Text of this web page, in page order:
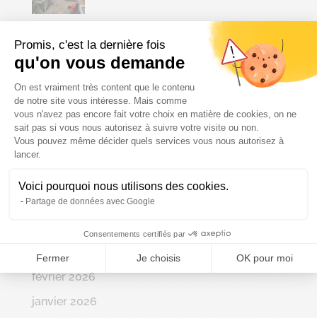
Promis, c'est la dernière fois
qu'on vous demande
Plateforme de Gestion du
On est vraiment très content que le contenu
de notre site vous intéresse. Mais comme
vous n'avez pas encore fait votre choix en matière de cookies, on ne
sait pas si vous nous autorisez à suivre votre visite ou non.
Vous pouvez même décider quels services vous nous autorisez à
lancer.
Voici pourquoi nous utilisons des cookies.
Partage de données avec Google
Consentements certifiés par
Fermer Je choisis OK pour moi
Axeptio consent
Démolition de bâtiments agricoles
Archives
juillet 2026
mai 2026
mars 2026
février 2026
janvier 2026